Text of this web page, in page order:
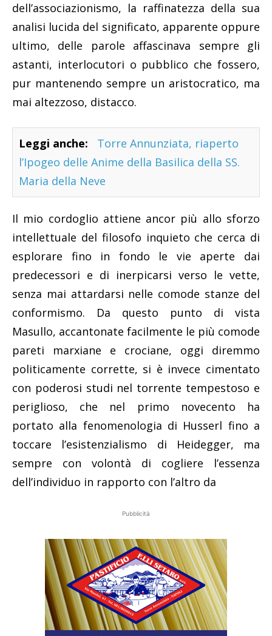
dell’associazionismo, la raffinatezza della sua
analisi lucida del significato, apparente oppure
ultimo, delle parole affascinava sempre gli
astanti, interlocutori o pubblico che fossero,
pur mantenendo sempre un aristocratico, ma
mai altezzoso, distacco.
Leggi anche:
Torre Annunziata, riaperto
l’Ipogeo delle Anime della Basilica della SS.
Maria della Neve
Il mio cordoglio attiene ancor più allo sforzo
intellettuale del filosofo inquieto che cerca di
esplorare fino in fondo le vie aperte dai
predecessori e di inerpicarsi verso le vette,
senza mai attardarsi nelle comode stanze del
conformismo. Da questo punto di vista
Masullo, accantonate facilmente le più comode
pareti marxiane e crociane, oggi diremmo
politicamente corrette, si è invece cimentato
con poderosi studi nel torrente tempestoso e
periglioso, che nel primo novecento ha
portato alla fenomenologia di Husserl fino a
toccare l’esistenzialismo di Heidegger, ma
sempre con volontà di cogliere l’essenza
dell’individuo in rapporto con l’altro da
Pubblicità